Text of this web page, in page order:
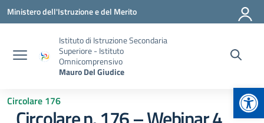
Vai ai contenuti
Vai al menu di navigazione
Vai al footer
Ministero dell'Istruzione e del Merito
Istituto di Istruzione Secondaria
Superiore - Istituto
Omnicomprensivo
Mauro Del Giudice
Circolare 176